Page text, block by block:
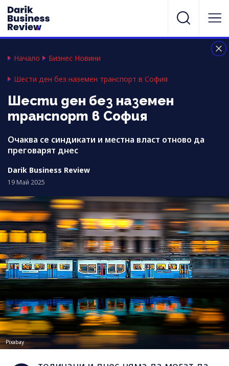
Начало Бизнес Новини
Шести ден без наземен транспорт в София
Шести ден без наземен
транспорт в София
Очаква се синдикати и местна власт отново да
преговарят днес
Darik Business Review
19 Май 2025
Pixabay